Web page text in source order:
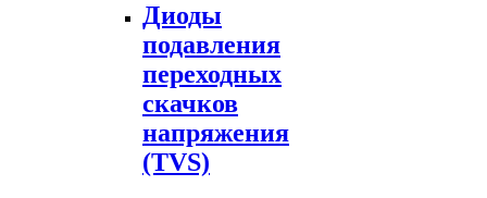
Диоды
подавления
переходных
скачков
напряжения
(TVS)